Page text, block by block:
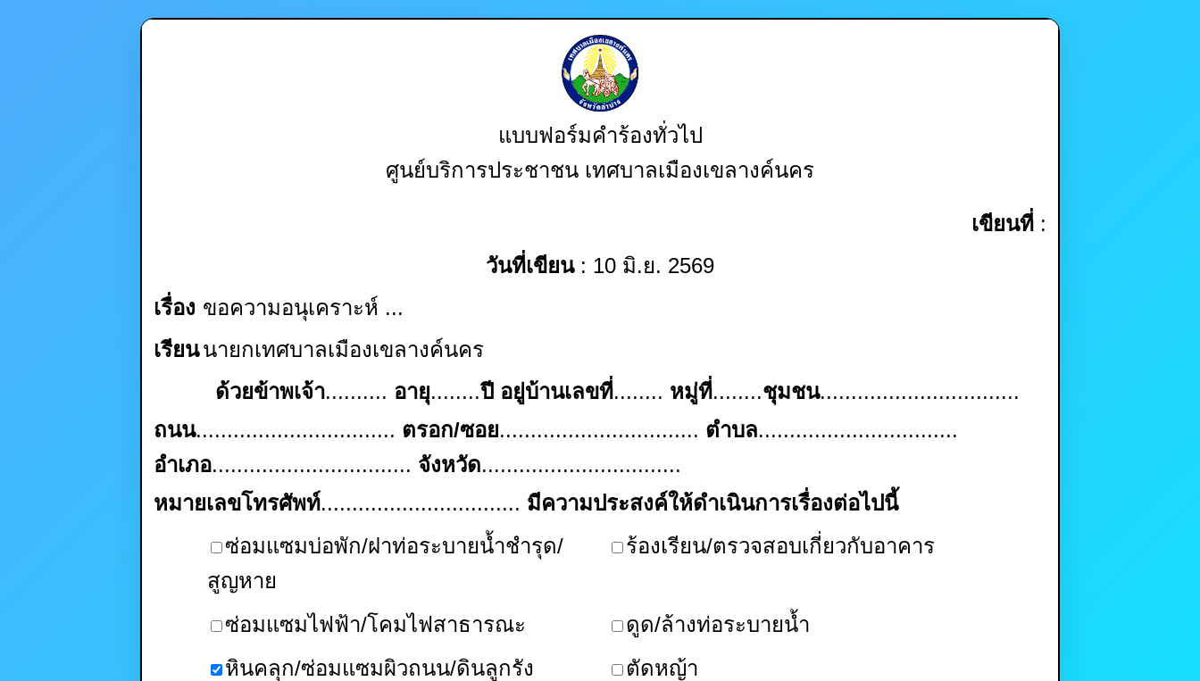
แบบฟอร์มคำร้องทั่วไป
ศูนย์บริการประชาชน เทศบาลเมืองเขลางค์นคร
เขียนที่ :
วันที่เขียน: 10 มิ.ย. 2569
เรื่อง ขอความอนุเคราะห์ ...
เรียนนายกเทศบาลเมืองเขลางค์นคร
ด้วยข้าพเจ้า.......... อายุ........ปี อยู่บ้านเลขที่........ หมู่ที่........ชุมชน................................
ถนน................................ ตรอก/ซอย................................ ตำบล................................
อำเภอ................................ จังหวัด................................
หมายเลขโทรศัพท์................................ มีความประสงค์ให้ดำเนินการเรื่องต่อไปนี้
ซ่อมแซมบ่อพัก/ฝาท่อระบายน้ำชำรุด/
สูญหาย
ร้องเรียน/ตรวจสอบเกี่ยวกับอาคาร
ซ่อมแซมไฟฟ้า/โคมไฟสาธารณะ
ดูด/ล้างท่อระบายน้ำ
หินคลุก/ซ่อมแซมผิวถนน/ดินลูกรัง
ตัดหญ้า